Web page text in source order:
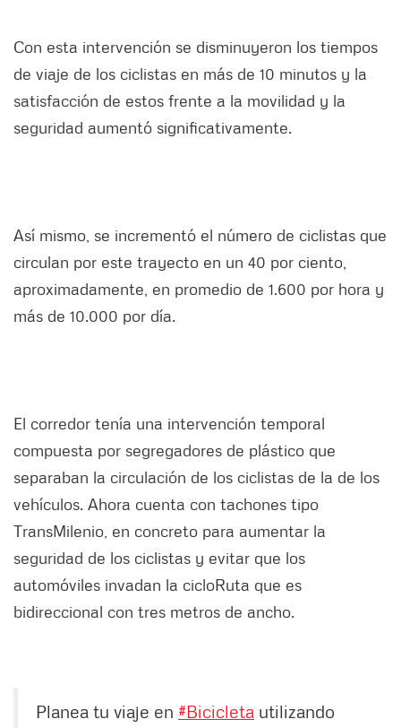
Con esta intervención se disminuyeron los tiempos
de viaje de los ciclistas en más de 10 minutos y la
satisfacción de estos frente a la movilidad y la
seguridad aumentó significativamente.
Así mismo, se incrementó el número de ciclistas que
circulan por este trayecto en un 40 por ciento,
aproximadamente, en promedio de 1.600 por hora y
más de 10.000 por día.
El corredor tenía una intervención temporal
compuesta por segregadores de plástico que
separaban la circulación de los ciclistas de la de los
vehículos. Ahora cuenta con tachones tipo
TransMilenio, en concreto para aumentar la
seguridad de los ciclistas y evitar que los
automóviles invadan la cicloRuta que es
bidireccional con tres metros de ancho.
Planea tu viaje en #Bicicleta utilizando